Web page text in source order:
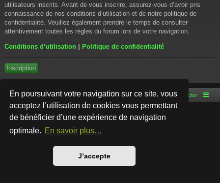
En poursuivant votre navigation sur ce site, vous
acceptez l’utilisation de cookies vous permettant
de bénéficier d’une expérience de navigation
optimale. En savoir plus…
J’accepte
utilisateurs inscrits. Avant de vous inscrire, assurez-vous d’avoir pris
connaissance de nos conditions d’utilisation et de notre politique de
confidentialité. Veuillez également prendre le temps de consulter
attentivement toutes les règles du forum lors de votre navigation.
Conditions d’utilisation | Politique de confidentialité
Inscription
Accueil du forum Nous contacter
Développé parphpBB® Forum Software © phpBB Limited
Style par
Traduction française officielle